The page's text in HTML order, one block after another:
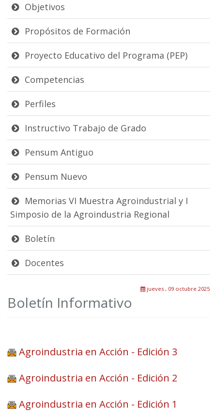
Objetivos
Propósitos de Formación
Proyecto Educativo del Programa (PEP)
Competencias
Perfiles
Instructivo Trabajo de Grado
Pensum Antiguo
Pensum Nuevo
Memorias VI Muestra Agroindustrial y I
Simposio de la Agroindustria Regional
Boletín
Docentes
jueves , 09 octubre 2025
Boletín Informativo
Agroindustria en Acción - Edición 3
Agroindustria en Acción - Edición 2
Agroindustria en Acción - Edición 1